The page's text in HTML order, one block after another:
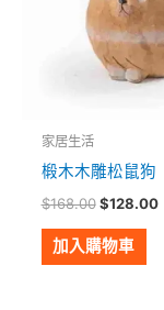
家居生活
椴木木雕松鼠狗
$168.00 $128.00
加入購物車